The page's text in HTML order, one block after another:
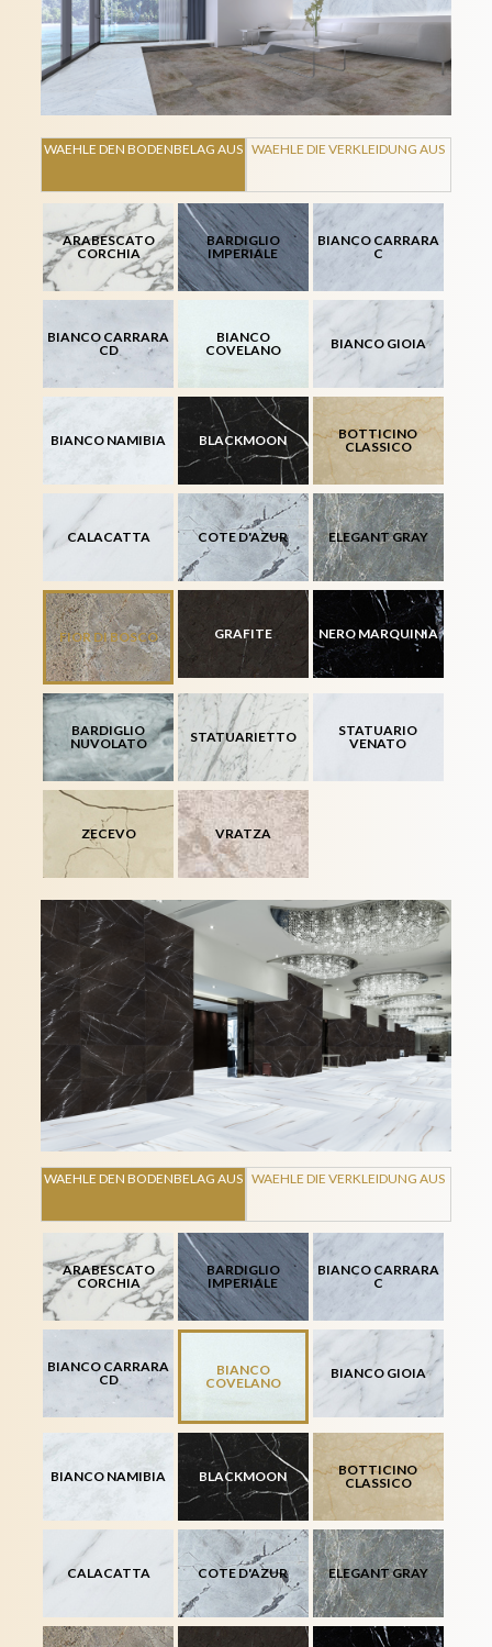
WAEHLE DEN BODENBELAG AUS WAEHLE DIE VERKLEIDUNG AUS
ARABESCATO
CORCHIA
BARDIGLIO
IMPERIALE
BIANCO CARRARA
C
BIANCO CARRARA
CD
BIANCO
COVELANO
BIANCO GIOIA
BIANCO NAMIBIA BLACKMOON
BOTTICINO
CLASSICO
CALACATTA COTE D'AZUR ELEGANT GRAY
FIOR DI BOSCO GRAFITE NERO MARQUINIA
BARDIGLIO
NUVOLATO
STATUARIETTO
STATUARIO
VENATO
ZECEVO VRATZA
WAEHLE DEN BODENBELAG AUS WAEHLE DIE VERKLEIDUNG AUS
ARABESCATO
CORCHIA
BARDIGLIO
IMPERIALE
BIANCO CARRARA
C
BIANCO CARRARA
CD
BIANCO
COVELANO
BIANCO GIOIA
BIANCO NAMIBIA BLACKMOON
BOTTICINO
CLASSICO
CALACATTA COTE D'AZUR ELEGANT GRAY